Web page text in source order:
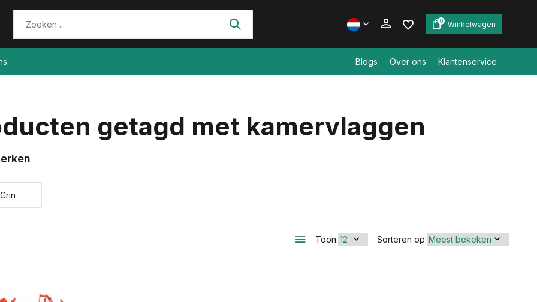
Account aanmaken
0 Winkelwagen
Blogs Over ons Klantenservice
getagd met kamervlaggen
Toon: Sorteren op: